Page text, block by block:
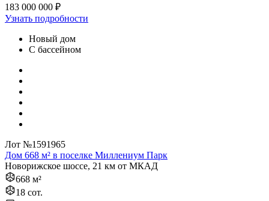
183 000 000 ₽
Узнать подробности
Новый дом
С бассейном
Лот №1591965
Дом 668 м² в поселке Миллениум Парк
Новорижское шоссе, 21 км от МКАД
668 м²
18 сот.